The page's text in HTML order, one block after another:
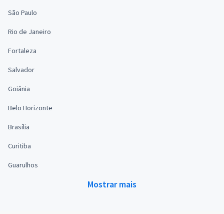
São Paulo
Rio de Janeiro
Fortaleza
Salvador
Goiânia
Belo Horizonte
Brasília
Curitiba
Guarulhos
Mostrar mais